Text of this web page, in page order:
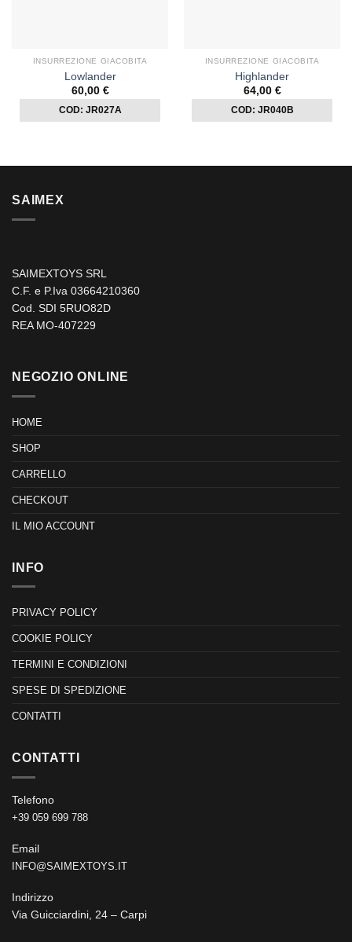
INSURREZIONE GIACOBITA
Lowlander
60,00 €
COD: JR027A
INSURREZIONE GIACOBITA
Highlander
64,00 €
COD: JR040B
SAIMEX
SAIMEXTOYS SRL
C.F. e P.Iva 03664210360
Cod. SDI 5RUO82D
REA MO-407229
NEGOZIO ONLINE
HOME
SHOP
CARRELLO
CHECKOUT
IL MIO ACCOUNT
INFO
PRIVACY POLICY
COOKIE POLICY
TERMINI E CONDIZIONI
SPESE DI SPEDIZIONE
CONTATTI
CONTATTI
Telefono
+39 059 699 788
Email
INFO@SAIMEXTOYS.IT
Indirizzo
Via Guicciardini, 24 – Carpi